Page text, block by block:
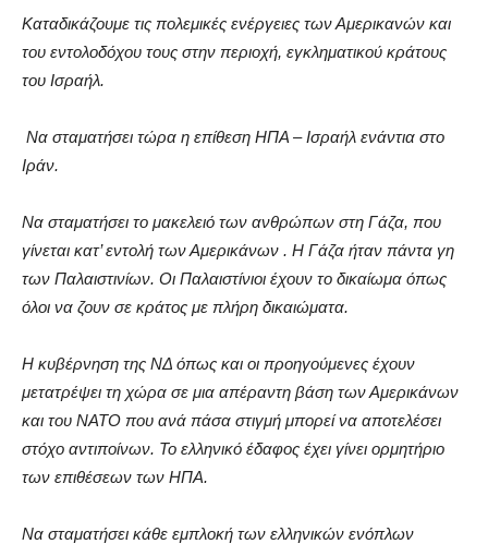
Καταδικάζουμε τις πολεμικές ενέργειες των Αμερικανών και
του εντολοδόχου τους στην περιοχή, εγκληματικού κράτους
του Ισραήλ.
Να σταματήσει τώρα η επίθεση ΗΠΑ – Ισραήλ ενάντια στο
Ιράν.
Να σταματήσει το μακελειό των ανθρώπων στη Γάζα, που
γίνεται κατ’ εντολή των Αμερικάνων . Η Γάζα ήταν πάντα γη
των Παλαιστινίων. Οι Παλαιστίνιοι έχουν το δικαίωμα όπως
όλοι να ζουν σε κράτος με πλήρη δικαιώματα.
Η κυβέρνηση της ΝΔ όπως και οι προηγούμενες έχουν
μετατρέψει τη χώρα σε μια απέραντη βάση των Αμερικάνων
και του ΝΑΤΟ που ανά πάσα στιγμή μπορεί να αποτελέσει
στόχο αντιποίνων. Το ελληνικό έδαφος έχει γίνει ορμητήριο
των επιθέσεων των ΗΠΑ.
Να σταματήσει κάθε εμπλοκή των ελληνικών ενόπλων